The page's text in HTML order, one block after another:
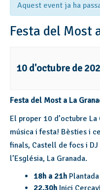
Aquest event ja ha
Festa del Most
10 d'octubre de
Festa del Most a La
El proper 10 d’octubre
música i festa! Bèsties i
finals, Castell de focs i DJ
l’Església, La Granada.
18h a 21h
22.30h Inici